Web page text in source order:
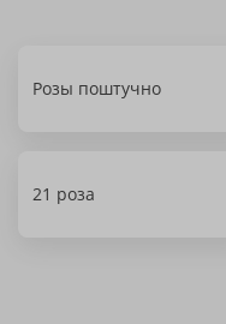
Розы поштучно
21 роза